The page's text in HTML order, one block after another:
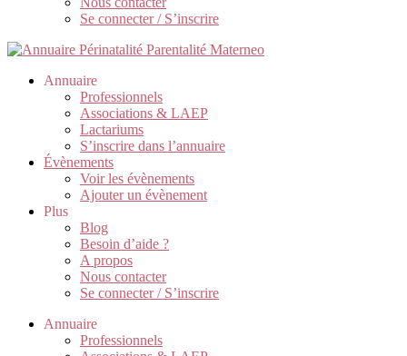
Se connecter / S’inscrire
Annuaire
Professionnels
Associations & LAEP
Lactariums
S’inscrire dans l’annuaire
Évènements
Voir les évènements
Ajouter un évènement
Plus
Blog
Besoin d’aide ?
A propos
Nous contacter
Se connecter / S’inscrire
Annuaire
Professionnels